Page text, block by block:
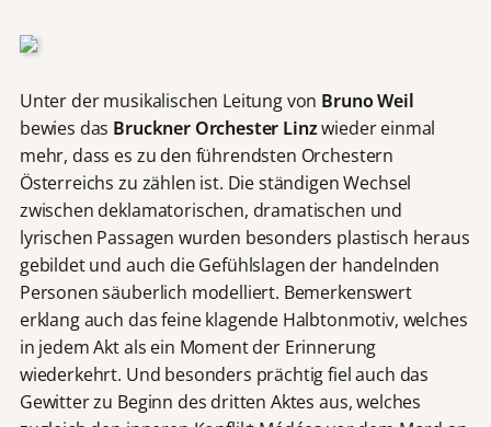
Unter der musikalischen Leitung von Bruno Weil
bewies das Bruckner Orchester Linzwieder einmal
mehr, dass es zu den führendsten Orchestern
Österreichs zu zählen ist. Die ständigen Wechsel
zwischen deklamatorischen, dramatischen und
lyrischen Passagen wurden besonders plastisch heraus
gebildet und auch die Gefühlslagen der handelnden
Personen säuberlich modelliert. Bemerkenswert
erklang auch das feine klagende Halbtonmotiv, welches
in jedem Akt als ein Moment der Erinnerung
wiederkehrt. Und besonders prächtig fiel auch das
Gewitter zu Beginn des dritten Aktes aus, welches